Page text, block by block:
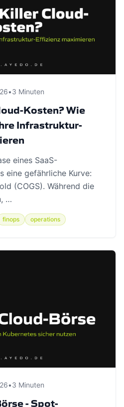
•3 Minuten
Kosten? Wie
Infrastruktur-
eines SaaS-
eine gefährliche Kurve:
(COGS). Während die
…
finops operations
•3 Minuten
- Spot-